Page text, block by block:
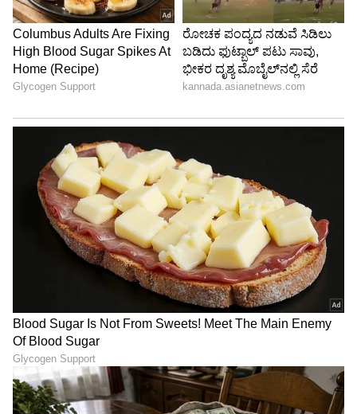
ಅವರ ಮುಂಬರುವ ಪ್ರಾಜೆಕ್ಟ್ ಡಂಕಿ ಯನ್ನು ಜನ
ಕುತೂಹಲದಿಂದ ನಿರೀಕ್ಷಿಸುತ್ತಿದ್ದಾರೆ.
ರಣಬೀರ್ ಕಪೂರ್ ಜೊತೆ ನಟಿಸುತ್ತಿರುವ ರಶ್ಮಿಕಾ ಅವರ
ಮುಂಬರುವ ಚಿತ್ರ 'ಅನಿಮಲ್' ಪೋಸ್ಟರ್ ಇತ್ತೀಚೆಗೆ
ಬಿಡುಗಡೆಯಾಯಿತು,ಮತ್ತು ಪುಷ್ಪಾ 2: ದಿ ರೂಲ್"
ಚಿತ್ರೀಕರಣದಲ್ಲಿದ್ದಾರೆ.